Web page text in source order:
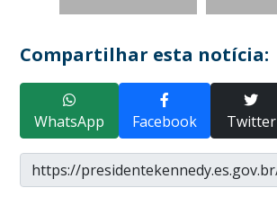
Compartilhar esta notícia:
WhatsApp Facebook Twitter